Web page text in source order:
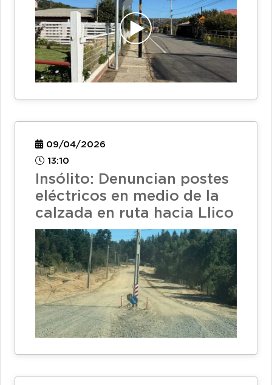
09/04/2026
13:10
Insólito: Denuncian postes
eléctricos en medio de la
calzada en ruta hacia Llico